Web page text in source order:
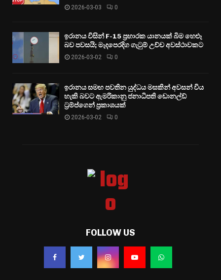
2026-03-03 0
ඉරානය විසින් F-15 ප්‍රහාරක යානයක් බිම හෙළූ
බව පවසයි; මැදපෙරදිග ගැටුම් උච්ච අවස්ථාවකට
2026-03-02 0
ඉරානය සමඟ පවතින යුද්ධය මසකින් අවසන් විය
හැකි බවට ඇමරිකානු ජනාධිපති ඩොනල්ඩ්
ට්‍රම්ප්ගෙන් ප්‍රකාශයක්
2026-03-02 0
FOLLOW US